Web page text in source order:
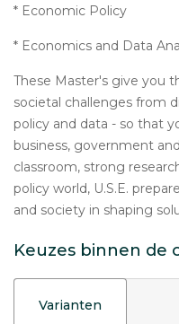
* Economic Policy
* Economics and Data
These Master's give you
societal challenges from
policy and data - so that
business, government
classroom, strong
policy world, U.S.E.
and society in shaping
Keuzes binnen de
Varianten